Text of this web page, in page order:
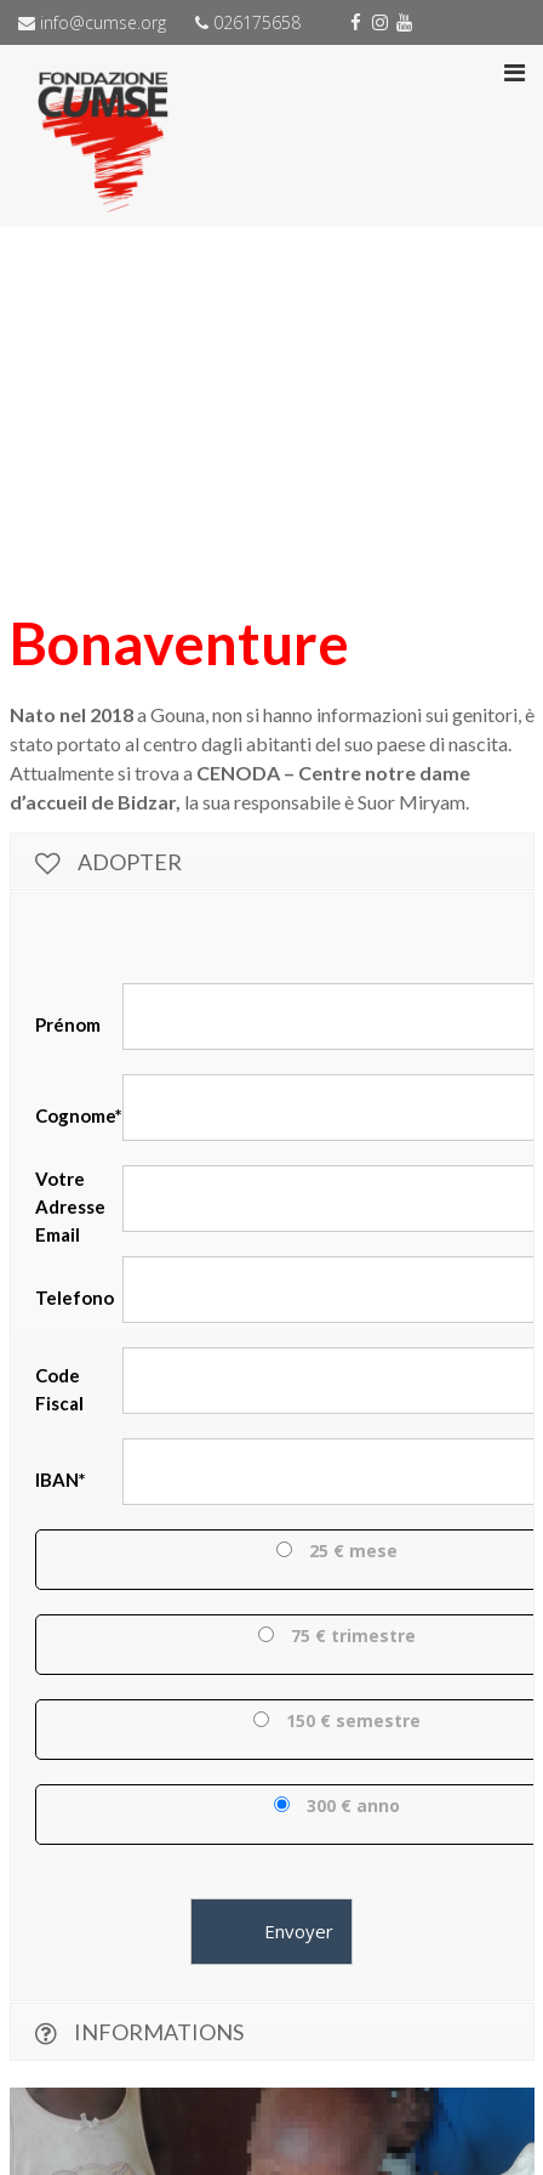
info@cumse.org 026175658
Bonaventure
Nato nel 2018a Gouna, non si hanno informazioni sui genitori, è
stato portato al centro dagli abitanti del suo paese di nascita.
Attualmente si trova a CENODA – Centre notre dame
d’accueil de Bidzar, la sua responsabile è Suor Miryam.
ADOPTER
Prénom
Cognome*
Votre
Adresse
Email
Telefono
Code
Fiscal
IBAN*
25 € mese
75 € trimestre
150 € semestre
300 € anno
INFORMATIONS